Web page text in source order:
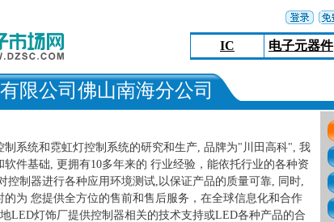
IC 电子元器件
限公司佛山南海分公司
制系统和霓虹灯控制系统的研究和生产, 品牌为"川田高科", 我
件基础, 更拥有10多年来的 行业经验，能依托行业的各种资
控制器进行各种应用环境测试,以保证产品的质量可靠, 同时,
的为 您提供全方位的售前和售后服务，在全球信息化和合作
LED灯饰厂提供控制器相关的技术支持或LED各种产品的合